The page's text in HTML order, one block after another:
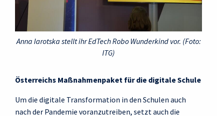
Anna Iarotska stellt ihr EdTech Robo Wunderkind vor. (Foto:
ITG)
Österreichs Maßnahmenpaket für die digitale Schule
Um die digitale Transformation in den Schulen auch
nach der Pandemie voranzutreiben, setzt auch die